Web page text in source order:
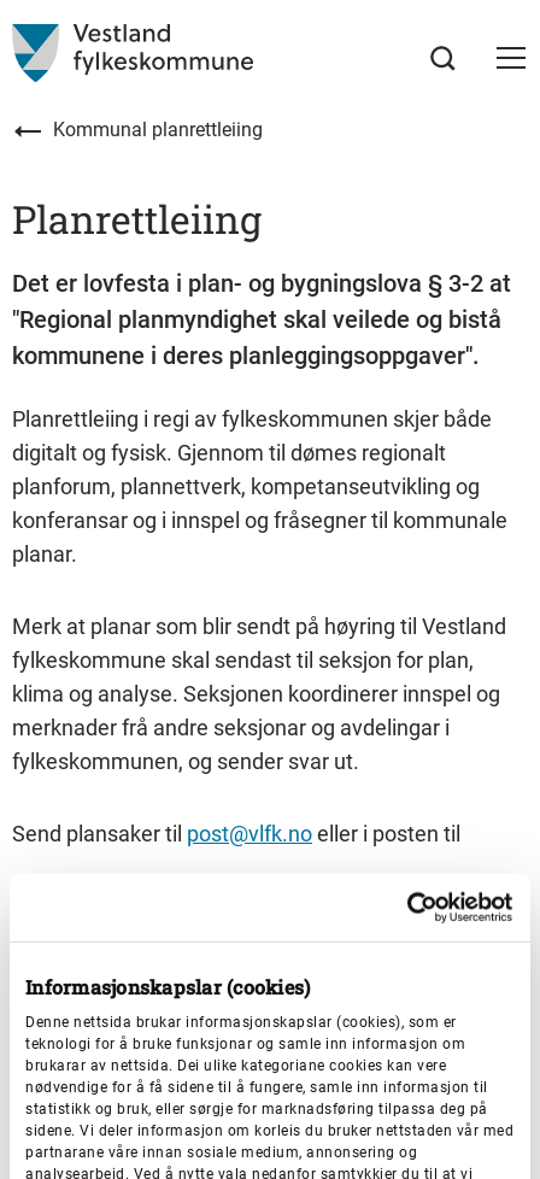
Informasjonskapslar (cookies)
Denne nettsida brukar informasjonskapslar (cookies), som er
teknologi for å bruke funksjonar og samle inn informasjon om
brukarar av nettsida. Dei ulike kategoriane cookies kan vere
nødvendige for å få sidene til å fungere, samle inn informasjon til
statistikk og bruk, eller sørgje for marknadsføring tilpassa deg på
sidene. Vi deler informasjon om korleis du bruker nettstaden vår med
partnarane våre innan sosiale medium, annonsering og
analysearbeid. Ved å nytte vala nedanfor samtykkjer du til at vi
Kommunal planrettleiing
Planrettleiing
Det er lovfesta i plan- og bygningslova § 3-2 at
"Regional planmyndighet skal veilede og bistå
kommunene i deres planleggingsoppgaver".
Planrettleiing i regi av fylkeskommunen skjer både
digitalt og fysisk. Gjennom til dømes regionalt
planforum, plannettverk, kompetanseutvikling og
konferansar og i innspel og fråsegner til kommunale
planar.
Merk at planar som blir sendt på høyring til Vestland
fylkeskommune skal sendast til seksjon for plan,
klima og analyse. Seksjonen koordinerer innspel og
merknader frå andre seksjonar og avdelingar i
fylkeskommunen, og sender svar ut.
Send plansaker til post@vlfk.noeller i posten til
seksjon for plan, klima og analyse
Askedalen 2
6863 Leikanger